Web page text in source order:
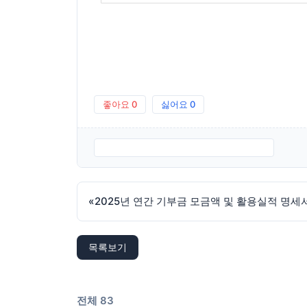
좋아요 0 싫어요 0
«2025년 연간 기부금 모금액 및 활용실적 명세
목록보기
전체 83